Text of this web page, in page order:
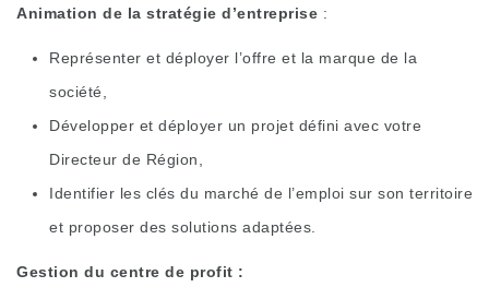
Animation de la stratégie d’entreprise :
Représenter et déployer l’offre et la marque de la
société,
Développer et déployer un projet défini avec votre
Directeur de Région,
Identifier les clés du marché de l’emploi sur son territoire
et proposer des solutions adaptées.
Gestion du centre de profit :